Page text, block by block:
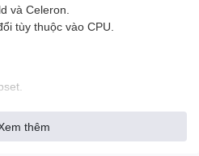
và Celeron.
tùy thuộc vào CPU.
với tốc độ từ 4800 MT/s đến
thêm